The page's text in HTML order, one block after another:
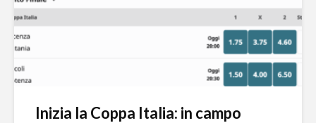
Inizia la Coppa Italia: in campo